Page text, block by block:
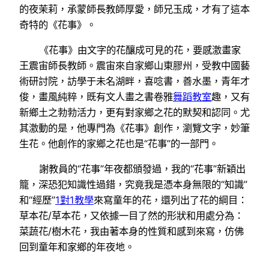
的夜茉莉，承蒙師長教師厚愛，師兄玉成，才有了這本
奇特的《花事》。
《花事》由文字的花釀成可見的花，要感激畫家
王震宙師長教師。震宙來自家鄉山東膠州，受教中國藝
術研討院，訪學于未名湖畔，喜唸書，善水墨，青年才
俊，畫風純粹，既有文人畫之書卷雅舞蹈教室趣，又有
新鄉土之勃勃活力，更有對家鄉之花的默契和認同。尤
其激動的是，他專門為《花事》創作，瀏覽文字，妙筆
生花。他創作的家鄉之花也是“花事”的一部門。
謝教員的“花事”年夜都頒發過，我的“花事”新穎出
籠，深恐犯知識性過錯，究竟我是憑本身無限的“知識”
和“經歷”1對1教學來寫童年的花，還列出了花的綱目：
草本花/草本花，又依據一目了然的形狀和用處分為：
菜蔬花/樹木花，我由著本身的性質和感到來寫，仿佛
回到童年和家鄉的年夜地。